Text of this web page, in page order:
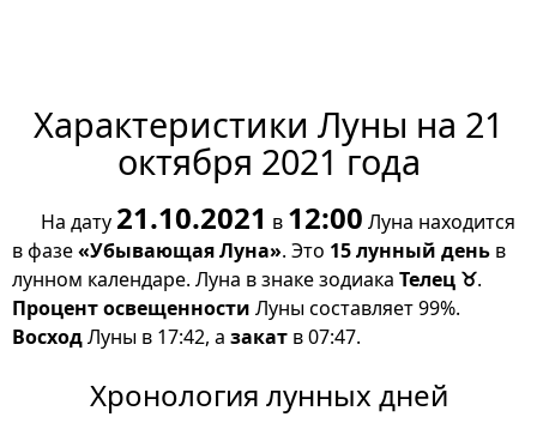
Характеристики Луны на 21
октября 2021 года
На дату 21.10.2021 в 12:00 Луна находится
в фазе«Убывающая Луна». Это 15 лунный день в
лунном календаре. Луна в знаке зодиака Телец ♉.
Процент освещенности Луны составляет 99%.
ВосходЛуны в 17:42, а закат в 07:47.
Хронология лунных дней